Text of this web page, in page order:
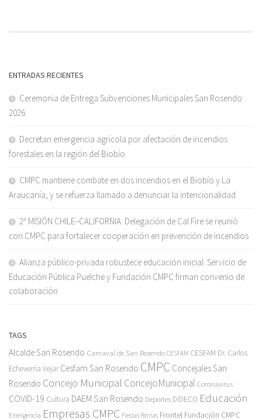
ENTRADAS RECIENTES
Ceremonia de Entrega Subvenciones Municipales San Rosendo
2026
Decretan emergencia agrícola por afectación de incendios
forestales en la región del Biobío
CMPC mantiene combate en dos incendios en el Biobío y La
Araucanía, y se refuerza llamado a denunciar la intencionalidad
2ª MISIÓN CHILE–CALIFORNIA: Delegación de Cal Fire se reunió
con CMPC para fortalecer cooperación en prevención de incendios
Alianza público-privada robustece educación inicial: Servicio de
Educación Pública Puelche y Fundación CMPC firman convenio de
colaboración
TAGS
Alcalde San Rosendo Carnaval de San Rosendo CESFAM CESFAM Dr. Carlos
Echeverría Vejar Cesfam San Rosendo CMPC Concejales San
Rosendo Concejo Municipal ConcejoMunicipal Coronavirus
COVID-19 Cultura DAEM San Rosendo Deportes DIDECO Educación
Emergencia Empresas CMPC Fiestas Patrias Frontel Fundación CMPC